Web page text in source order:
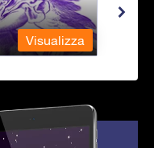
Visualizza